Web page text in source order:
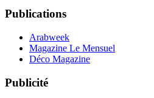
Publications
Arabweek
Magazine Le Mensuel
Déco Magazine
Publicité